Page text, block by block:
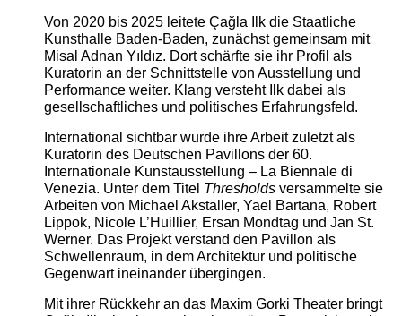
Von 2020 bis 2025 leitete Çağla Ilk die Staatliche
Kunsthalle Baden-Baden, zunächst gemeinsam mit
Misal Adnan Yıldız. Dort schärfte sie ihr Profil als
Kuratorin an der Schnittstelle von Ausstellung und
Performance weiter. Klang versteht Ilk dabei als
gesellschaftliches und politisches Erfahrungsfeld.
International sichtbar wurde ihre Arbeit zuletzt als
Kuratorin des Deutschen Pavillons der 60.
Internationale Kunstausstellung – La Biennale di
Venezia. Unter dem Titel Thresholdsversammelte sie
Arbeiten von Michael Akstaller, Yael Bartana, Robert
Lippok, Nicole L’Huillier, Ersan Mondtag und Jan St.
Werner. Das Projekt verstand den Pavillon als
Schwellenraum, in dem Architektur und politische
Gegenwart ineinander übergingen.
Mit ihrer Rückkehr an das Maxim Gorki Theater bringt